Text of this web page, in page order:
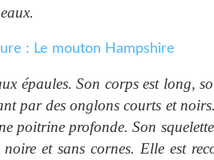
épaules. Son corps est long,
par des onglons courts et
poitrine profonde. Son
et sans cornes. Elle est